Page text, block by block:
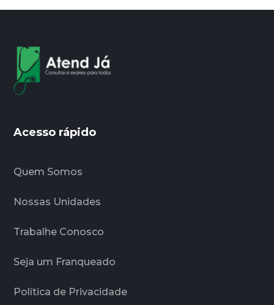
Acesso rápido
Quem Somos
Nossas Unidades
Trabalhe Conosco
Seja um Franqueado
Política de Privacidade